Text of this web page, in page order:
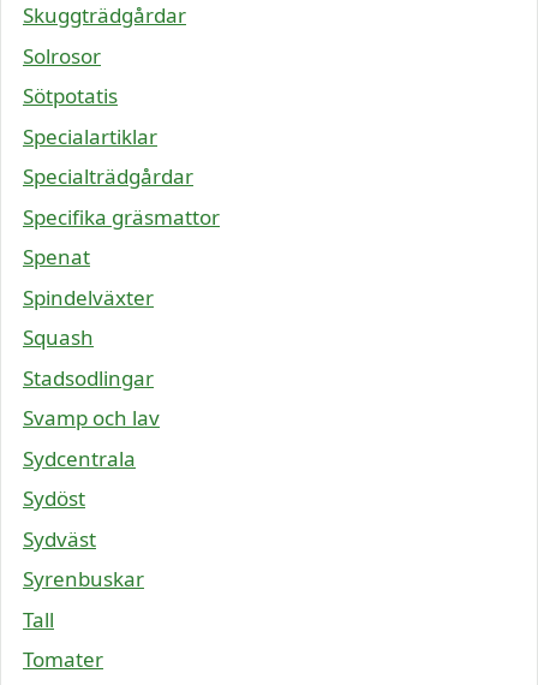
Skuggträdgårdar
Solrosor
Sötpotatis
Specialartiklar
Specialträdgårdar
Specifika gräsmattor
Spenat
Spindelväxter
Squash
Stadsodlingar
Svamp och lav
Sydcentrala
Sydöst
Sydväst
Syrenbuskar
Tall
Tomater